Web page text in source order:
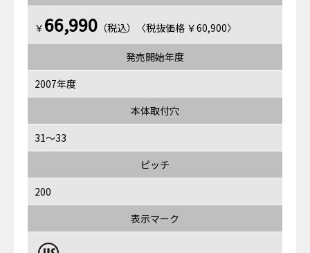
￥ 66,990 （税込）〈税抜価格 ￥60,900〉
発売開始年度
2007年度
本体取付穴
31～33
ピッチ
200
表示マーク